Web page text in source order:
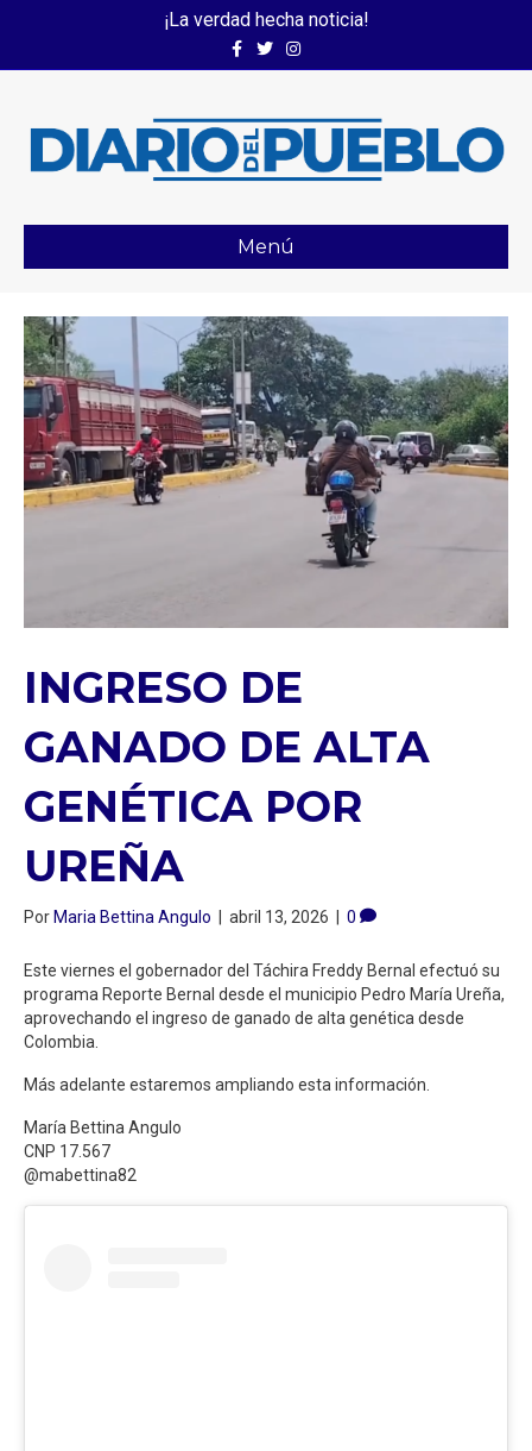
¡La verdad hecha noticia!
FacebookTwitterInstagram
Menú
INGRESO DE
GANADO DE ALTA
GENÉTICA POR
UREÑA
Por Maria Bettina Angulo abril 13, 2026 0
Este viernes el gobernador del Táchira Freddy Bernal efectuó su
programa Reporte Bernal desde el municipio Pedro María Ureña,
aprovechando el ingreso de ganado de alta genética desde
Colombia.
Más adelante estaremos ampliando esta información.
María Bettina Angulo
CNP 17.567
@mabettina82